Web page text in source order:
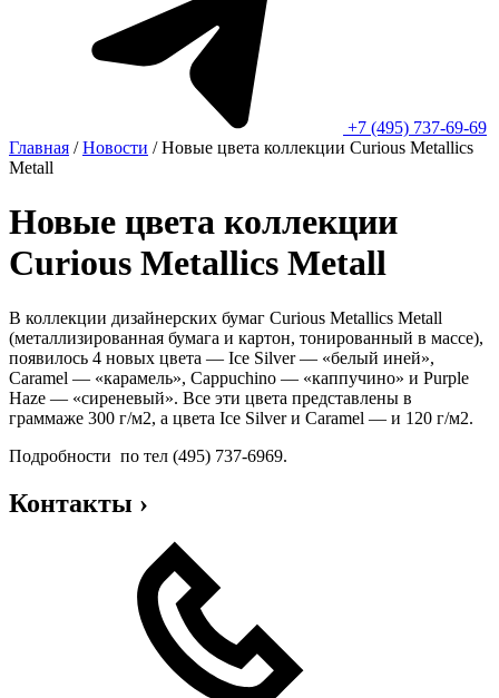
+7 (495) 737-69-69
Главная / Новости / Новые цвета коллекции Curious Metallics
Metall
Новые цвета коллекции
Curious Metallics Metall
В коллекции дизайнерских бумаг Curious Metallics Metall
(металлизированная бумага и картон, тонированный в массе),
появилось 4 новых цвета — Ice Silver — «белый иней»,
Caramel — «карамель», Cappuchino — «каппучино» и Purple
Haze — «сиреневый». Все эти цвета представлены в
граммаже 300 г/м2, а цвета Ice Silver и Caramel — и 120 г/м2.
Подробности по тел (495) 737-6969.
Контакты ›